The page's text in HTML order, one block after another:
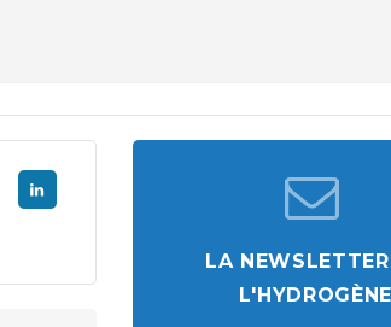
LA
L'HYDROGÈNE